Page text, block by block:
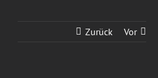
Zurück Vor